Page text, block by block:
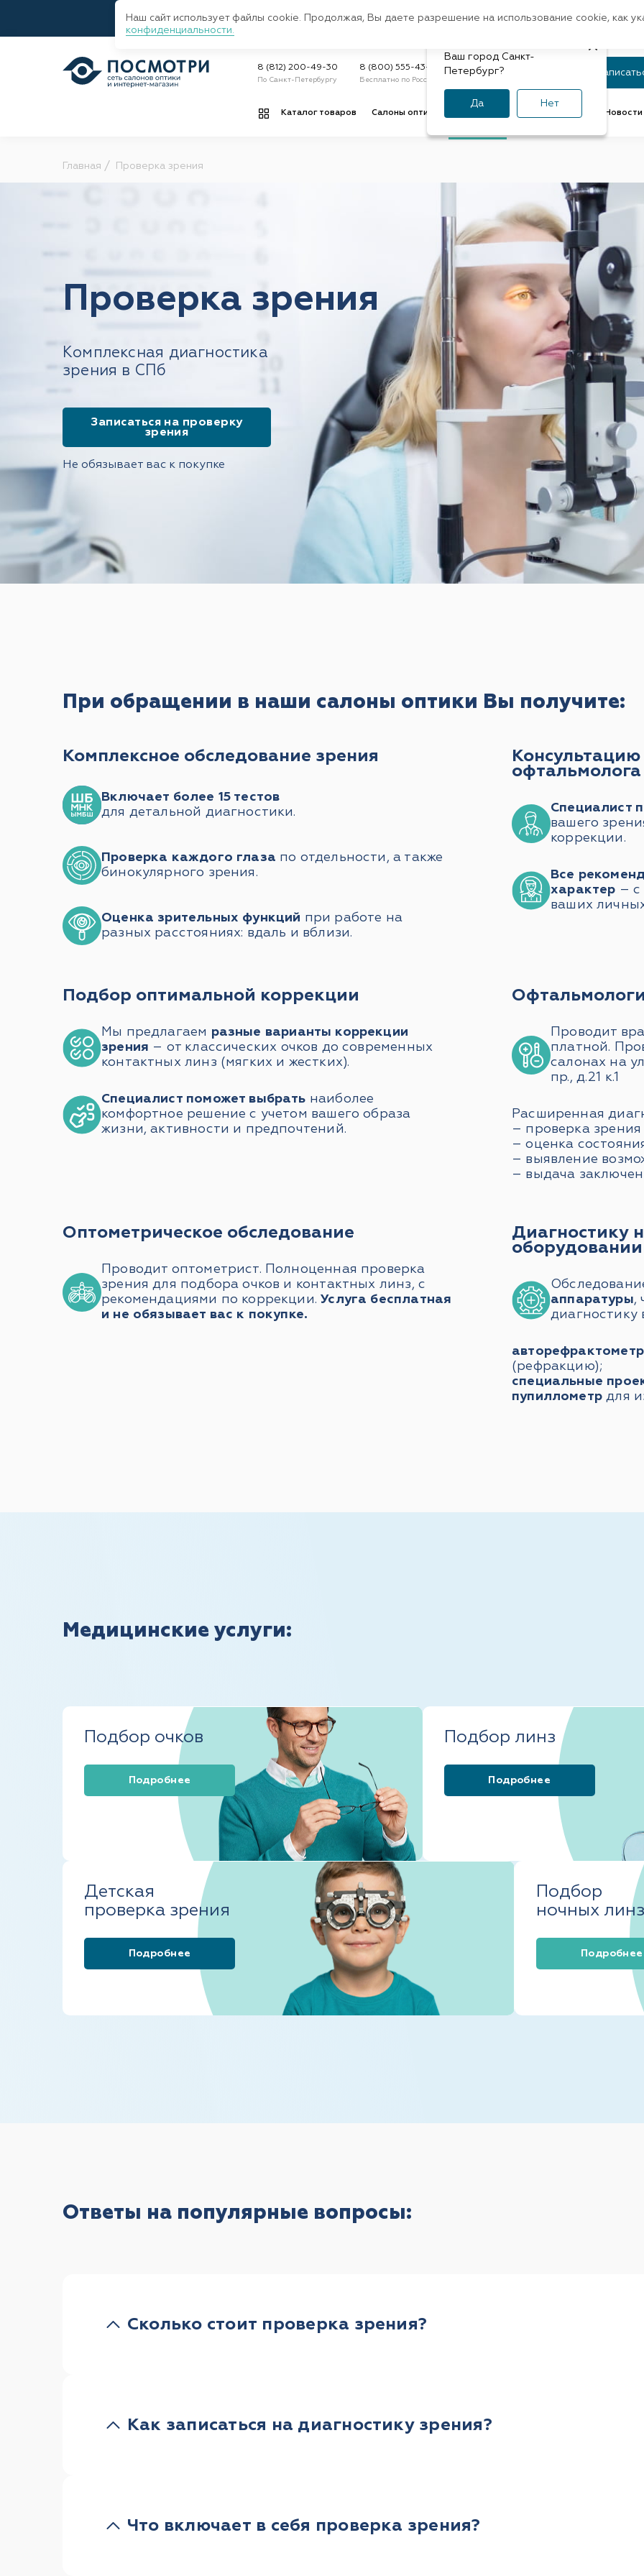
Регион:Санкт-Петербург Быстрая
8 (812) 200-49-30
По Санкт-Петербургу
8 (800) 555-43-47
Бесплатно по России
Статус заказа
Каталог товаров Салоны оптики
Главная Проверка зрения
Проверка зрения
Комплексная диагностика
зрения в СПб
Записаться на проверку
зрения
Не обязывает вас к покупке
При обращении в наши салоны оптики Вы получите:
Комплексное обследование зрения
Включает более 15 тестов
для детальной диагностики.
Проверка каждого глаза по отдельности, а также
бинокулярного зрения.
Оценка зрительных функций при работе на
разных расстояниях: вдаль и вблизи.
офтальмолога
Специалист
вашего
коррекции.
Все
характер – с
ваших
Подбор оптимальной коррекции
Мы предлагаем разные варианты коррекции
зрения – от классических очков до современных
контактных линз (мягких и жестких).
Специалист поможет выбрать наиболее
комфортное решение с учетом вашего образа
жизни, активности и предпочтений.
Проводит
платной.
салонах на
пр., д.21 к.1
Расширенная
– проверка зрения
– оценка
– выявление
– выдача
Оптометрическое обследование
Проводит оптометрист. Полноценная проверка
зрения для подбора очков и контактных линз, с
рекомендациями по коррекции.Услуга бесплатная
и не обязывает вас к покупке.
Диагностику
оборудовании
аппаратуры,
диагностику
авторефрактометр
(рефракцию);
специальные
пупиллометрдля
Медицинские услуги:
Подбор очков
Подробнее
Подбор линз
Подробнее
Детская
проверка зрения
Подробнее
Подбор
ночных
Подробнее
Ответы на популярные вопросы:
Сколько стоит проверка зрения?
Как записаться на диагностику зрения?
Что включает в себя проверка зрения?
Ваш город Санкт-
Петербург?
Да Нет
Наш сайт использует файлы cookie. Продолжая, Вы даете разрешение на использование cookie, как
конфиденциальности.